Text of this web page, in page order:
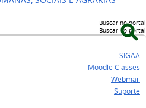
Buscar no portal
Buscar no portal
SIGAA
Moodle Classes
Webmail
Suporte